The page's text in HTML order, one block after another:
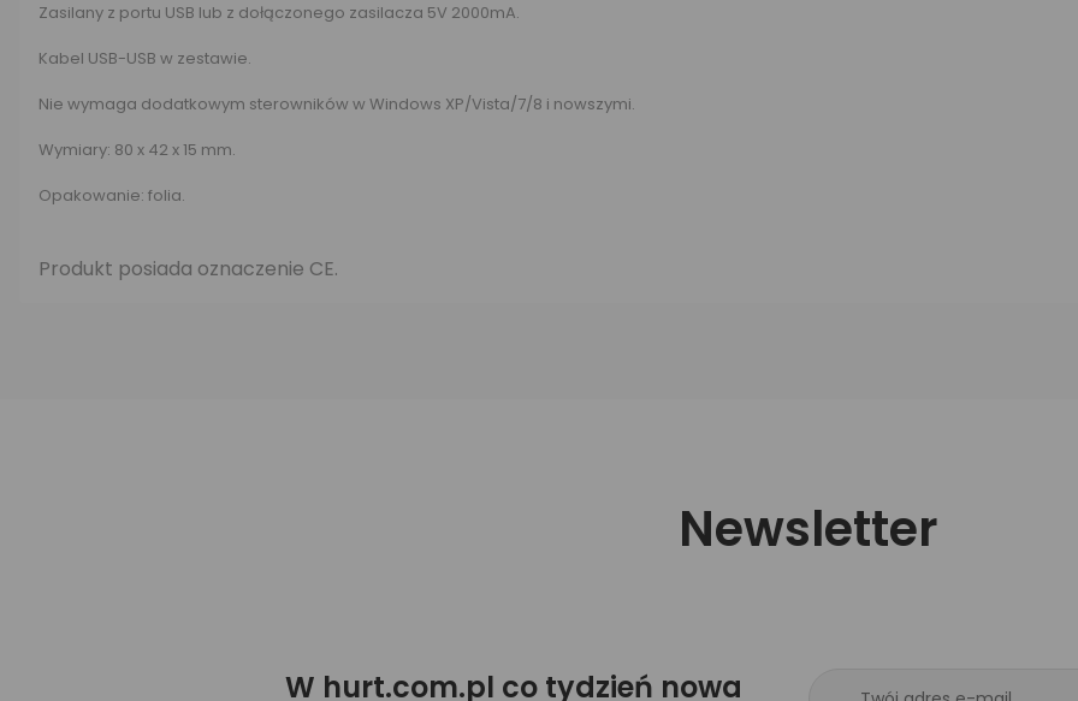
Zasilany z portu USB lub z dołączonego zasilacza 5V 2000mA.
Kabel USB-USB w zestawie.
Nie wymaga dodatkowym sterowników w Windows XP/Vista/7/8 i nowszymi.
Wymiary: 80 x 42 x 15 mm.
Opakowanie: folia.
Produkt posiada oznaczenie CE.
Newsletter
W hurt.com.pl co tydzień nowa